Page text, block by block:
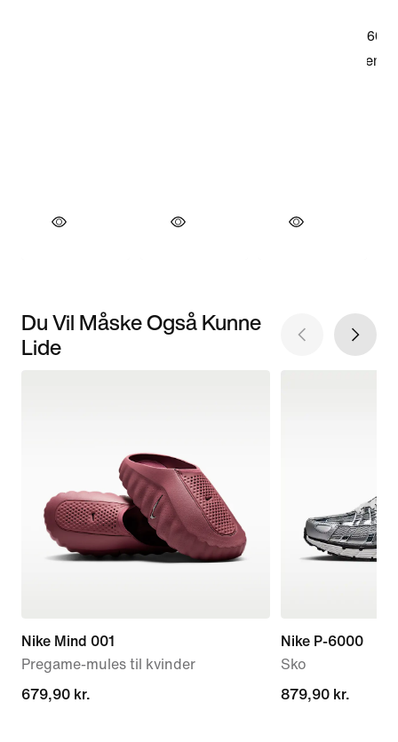
Du Vil Måske Også Kunne
Lide
Nike Mind 001
Pregame-mules til kvinder
679,90 kr.
679,90 kr.
Nike P-6000
Sko
879,90 kr.
879,90 kr.